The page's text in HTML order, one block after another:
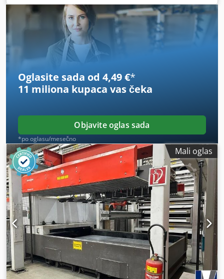
12 mm, dužina stola:3.000 mm, širina stola:1.500 mm,
snaga:4 kW (5,44 KS), Nudimo ovu spremnu za upotrebu
lasersku sekačicu Bystronic Bystar 3015, godina
proizvodnje 2001. Csdoyt H Tpspfx Aiyjrf Proizvođač:
Bystronic Model: Bystar 3015 Godina proizvodnje: 2001
Mašina je u radu. Za sva pitanja ili dodatne informacije,
Oglasite sada od 4,49 €*
11 miliona kupaca vas čeka
Objavite oglas sada
*po oglasu/mesečno
Mali oglas